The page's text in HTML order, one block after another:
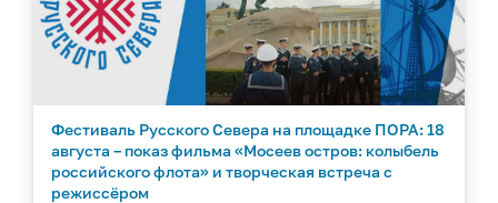
Фестиваль Русского Севера на площадке ПОРА: 18
августа – показ фильма «Мосеев остров: колыбель
российского флота» и творческая встреча с
режиссёром